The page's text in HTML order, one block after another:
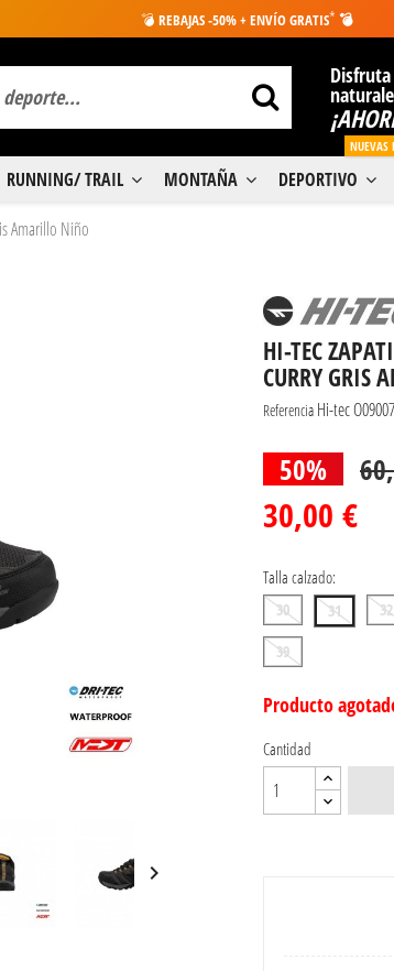
💣 REBAJAS -50% + ENVÍO GRATIS* 💣
RUNNING/ TRAIL MONTAÑA DEPORTIVO
NUEVAS
Amarillo Niño

HI-TEC
CURRY GRIS
Referencia Hi-tec
50%
30,00 €
Talla calzado:
30 31 32
39
Producto
Cantidad